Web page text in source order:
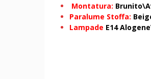
Montatura:
Paralume Stoffa:
Lampade E14